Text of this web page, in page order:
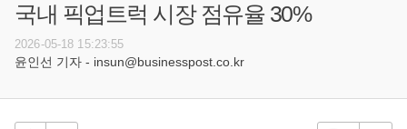
국내 픽업트럭 시장 점유율 30%
2026-05-18 15:23:55
윤인선 기자 - insun@businesspost.co.kr